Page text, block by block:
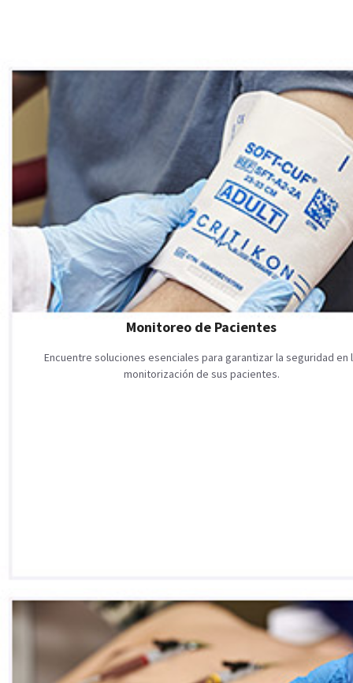
Monitoreo de Pacientes
Encuentre soluciones esenciales para garantizar la seguridad en
monitorización de sus pacientes.